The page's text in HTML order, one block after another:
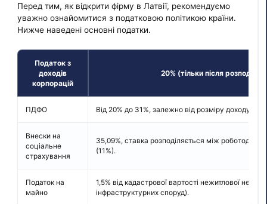
Перед тим, як відкрити фірму в Латвії, рекомендуємо
уважно ознайомитися з податковою політикою країни.
Нижче наведені основні податки.
Податок з
доходів
корпорацій
20% (тільки після розподілу
ПДФО Від 20% до 31%, залежно від розміру доходу.
Внески на
соціальне
страхування
35,09%, ставка розподіляється між
(11%).
Податок на
майно
1,5% від кадастрової вартості нежитлової
інфраструктурних споруд).